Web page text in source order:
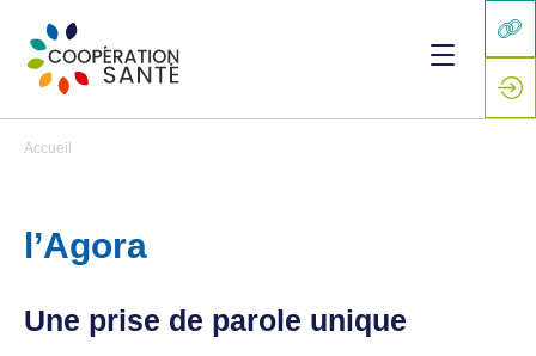
Accueil
l’Agora
Une prise de parole unique